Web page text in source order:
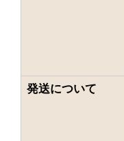
発送について